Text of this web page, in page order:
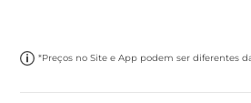
*Preços no Site e App podem ser diferentes